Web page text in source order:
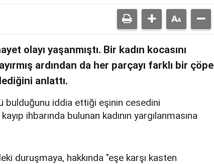
olayı yaşanmıştı. Bir kadın kocasını
ardından da her parçayı farklı bir çöpe
anlattı.
bulduğunu iddia ettiği eşinin cesedini
ihbarında bulunan kadının yargılanmasına
duruşmaya, hakkında "eşe karşı kasten